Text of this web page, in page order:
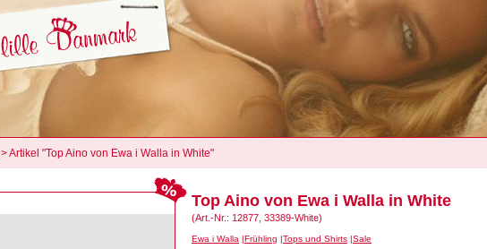
> Artikel "Top Aino von Ewa i Walla in White"
Top Aino von Ewa i Walla in White
(Art.-Nr.: 12877, 33389-White)
Ewa i Walla Frühling Tops und Shirts Sale